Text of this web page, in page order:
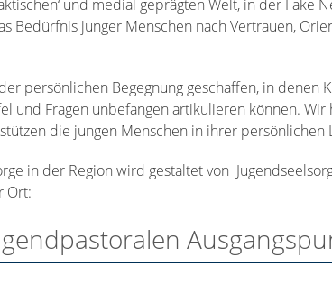
und medial geprägten Welt, in der Fake
Bedürfnis junger Menschen nach Vertrauen,
persönlichen Begegnung geschaffen, in denen
und Fragen unbefangen artikulieren können. Wir
die jungen Menschen in ihrer persönlichen
in der Region wird gestaltet von
Ort: